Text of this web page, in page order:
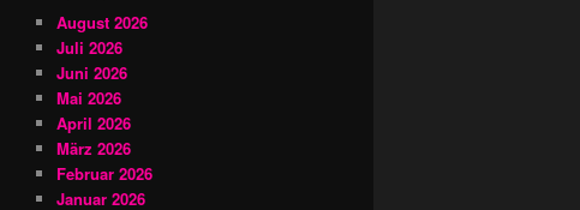
August 2026
Juli 2026
Juni 2026
Mai 2026
April 2026
März 2026
Februar 2026
Januar 2026